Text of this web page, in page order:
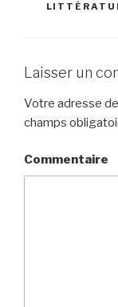
Laisser un
Votre adresse
champs
Commentaire